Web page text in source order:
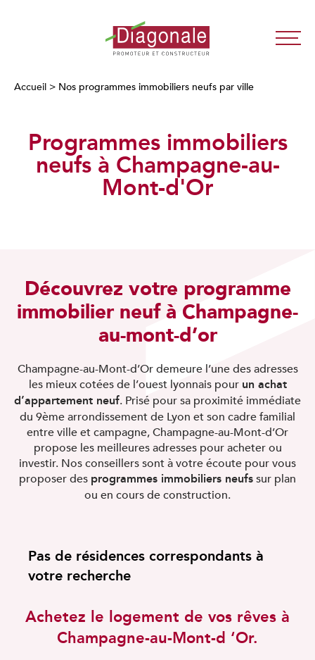
Diagonale
Promoteur
/
Paris
Accueil > Nos programmes immobiliers neufs par ville
Programmes immobiliers
neufs à Champagne-au-
Mont-d'Or
Découvrez votre programme
immobilier neuf à Champagne-
au-mont-d’or
Champagne-au-Mont-d’Or demeure l’une des adresses
les mieux cotées de l’ouest lyonnais pour un achat
d’appartement neuf. Prisé pour sa proximité immédiate
du 9ème arrondissement de Lyon et son cadre familial
entre ville et campagne, Champagne-au-Mont-d’Or
propose les meilleures adresses pour acheter ou
investir. Nos conseillers sont à votre écoute pour vous
proposer des programmes immobiliers neufssur plan
ou en cours de construction.
Pas de résidences correspondants à
votre recherche
Achetez le logement de vos rêves à
Champagne-au-Mont-d ‘Or.